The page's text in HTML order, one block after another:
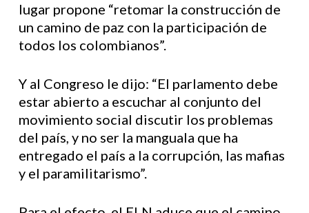
lugar propone “retomar la construcción de
un camino de paz con la participación de
todos los colombianos”.
Y al Congreso le dijo: “El parlamento debe
estar abierto a escuchar al conjunto del
movimiento social discutir los problemas
del país, y no ser la manguala que ha
entregado el país a la corrupción, las mafias
y el paramilitarismo”.